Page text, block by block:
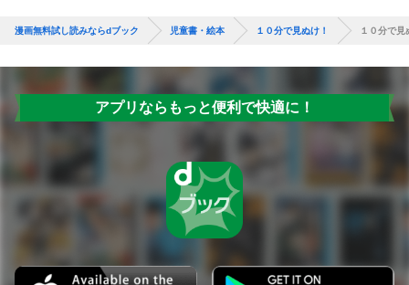
漫画無料試し読みならdブック 児童書・絵本 １０分で見ぬけ！ １０分で
アプリならもっと便利で快適に！